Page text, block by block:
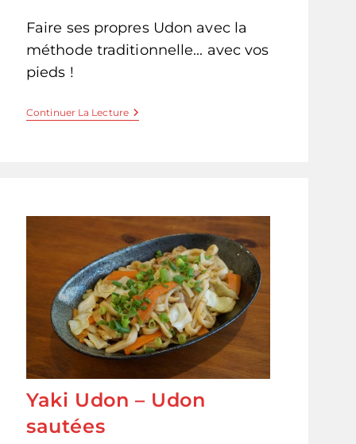
publication :
Faire ses propres Udon avec la
méthode traditionnelle... avec vos
pieds !
Continuer La LectureFaire
Ses
Yaki Udon – Udon
sautées